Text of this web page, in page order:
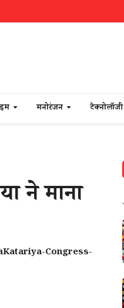
मनोरंजन टेक्नोलॉजी
ने माना
Congress-